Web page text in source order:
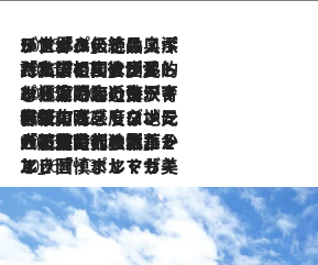
2026.8.8
リスボンの絶品スイーツ「パステル・デ・ナタ」とは？ポルトガル伝統の奥深い世界へ
2026.7.27
「私の祖国はポルトガル語です」国民的詩人フェルナンド・ペソアと、彼が愛した文学の街を歩く
2026.7.26
ポルトガル近海が育む極上の海の幸。キリリと冷えた白ワインと愉しむ、シーフード専門店の贅沢
2026.7.22
伝統の味をモダンに昇華。高感度な地元客が集う、リスボンの最旬ガストロノミー
2026.7.21
大航海時代の栄華から、震災、独裁、そして革命へ。ポルトガル・首都リスボンの石畳に刻まれた「歴史の光と影」
2026.7.13
エッセイ・ヤマザキマリ「慎ましくも美しき国 ポルトガル」